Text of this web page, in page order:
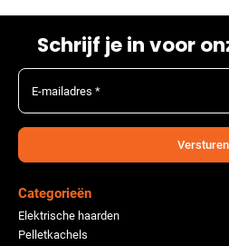
Schrijf je in voor
E-mailadres *
Versturen
Categorieën
Elektrische haarden
Pelletkachels